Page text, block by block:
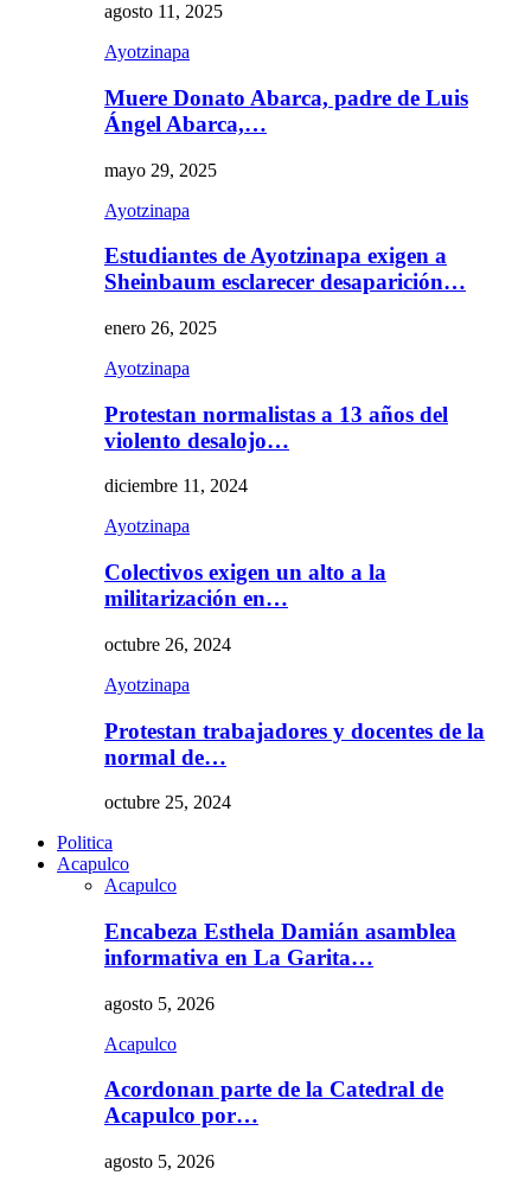
agosto 11, 2025
Ayotzinapa
Muere Donato Abarca, padre de Luis
Ángel Abarca,…
mayo 29, 2025
Ayotzinapa
Estudiantes de Ayotzinapa exigen a
Sheinbaum esclarecer desaparición…
enero 26, 2025
Ayotzinapa
Protestan normalistas a 13 años del
violento desalojo…
diciembre 11, 2024
Ayotzinapa
Colectivos exigen un alto a la
militarización en…
octubre 26, 2024
Ayotzinapa
Protestan trabajadores y docentes de la
normal de…
octubre 25, 2024
Politica
Acapulco
Acapulco
Encabeza Esthela Damián asamblea
informativa en La Garita…
agosto 5, 2026
Acapulco
Acordonan parte de la Catedral de
Acapulco por…
agosto 5, 2026